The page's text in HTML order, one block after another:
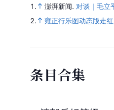
1. 澎湃新闻. 对谈｜毛立
2.
雍正行乐图动态版走
条目合集